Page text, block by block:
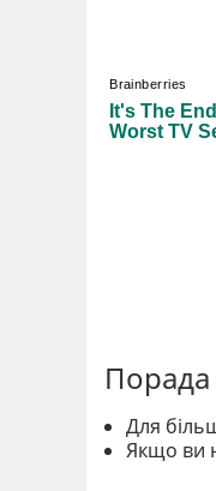
Порада
Для
Якщо ви